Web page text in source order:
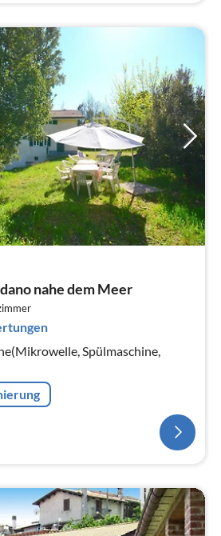
nahe dem Meer
Spülmaschine,
TV(Satellit)),
king size)